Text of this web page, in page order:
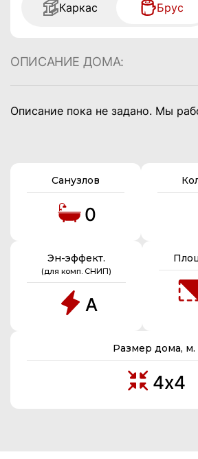
Каркас Брус
ОПИСАНИЕ ДОМА:
Описание пока не задано. Мы
Санузлов
0
Эн-эффект.
(для комп. СНИП)
A
Размер дома, м.
4х4